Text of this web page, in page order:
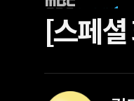
[스페셜